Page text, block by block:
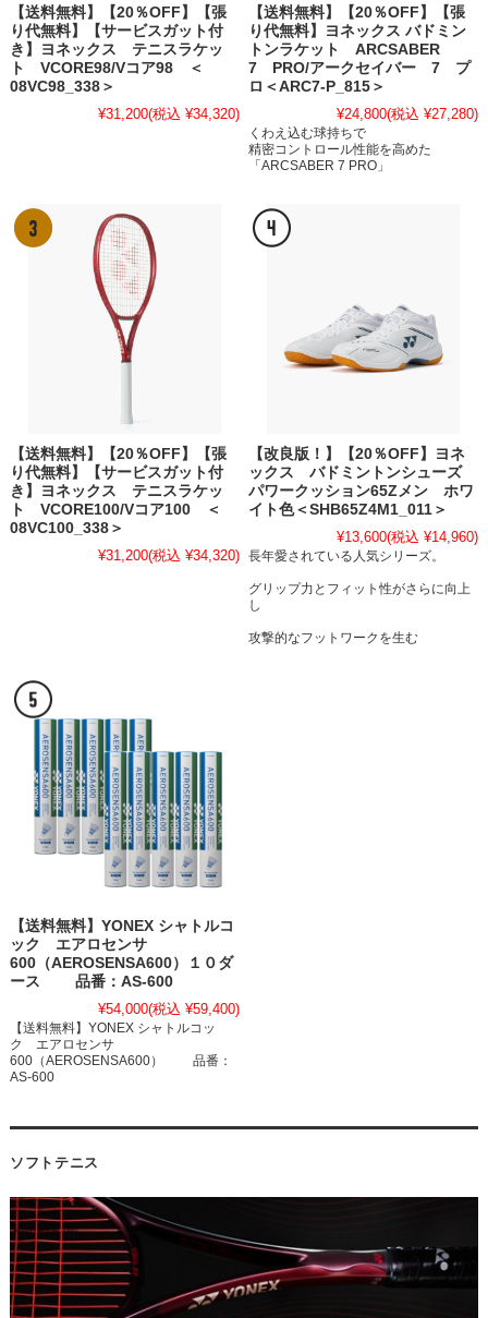
【送料無料】【20％OFF】【張
り代無料】【サービスガット付
き】ヨネックス テニスラケッ
ト VCORE98/Vコア98 ＜
08VC98_338＞
¥31,200(税込 ¥34,320)
【送料無料】【20％OFF】【張
り代無料】ヨネックス バドミン
トンラケット ARCSABER
7 PRO/アークセイバー 7 プ
ロ＜ARC7-P_815＞
¥24,800(税込 ¥27,280)
くわえ込む球持ちで
精密コントロール性能を高めた
「ARCSABER 7 PRO」
【送料無料】【20％OFF】【張
り代無料】【サービスガット付
き】ヨネックス テニスラケッ
ト VCORE100/Vコア100 ＜
08VC100_338＞
¥31,200(税込 ¥34,320)
【改良版！】【20％OFF】ヨネ
ックス バドミントンシューズ
パワークッション65Zメン ホワ
イト色＜SHB65Z4M1_011＞
¥13,600(税込 ¥14,960)
長年愛されている人気シリーズ。
グリップ力とフィット性がさらに向上
し
攻撃的なフットワークを生む
【送料無料】YONEX シャトルコ
ック エアロセンサ
600（AEROSENSA600）１０ダ
ース 品番：AS-600
¥54,000(税込 ¥59,400)
【送料無料】YONEX シャトルコッ
ク エアロセンサ
600（AEROSENSA600） 品番：
AS-600
ソフトテニス